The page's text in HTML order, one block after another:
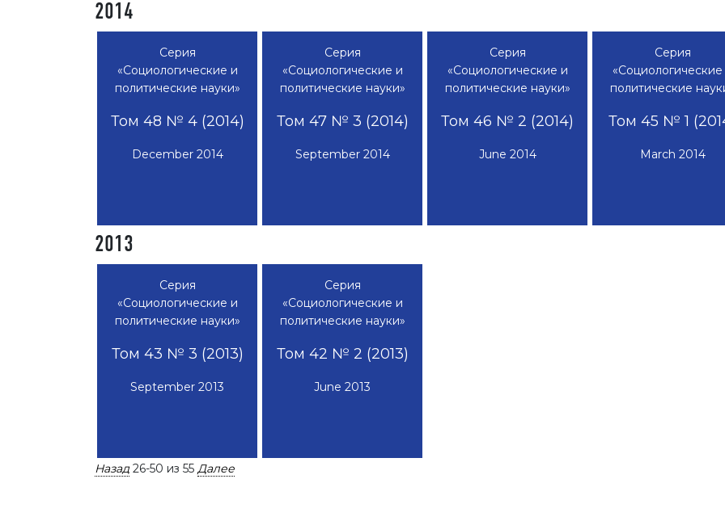
2014
Серия
«Социологические и
политические науки»
Том 48 № 4 (2014)
December 2014
Серия
«Социологические и
политические науки»
Том 47 № 3 (2014)
September 2014
Серия
«Социологические и
политические науки»
Том 46 № 2 (2014)
June 2014
Серия
«Социологические
политические
Том 45 № 1
March 2014
2013
Серия
«Социологические и
политические науки»
Том 43 № 3 (2013)
September 2013
Серия
«Социологические и
политические науки»
Том 42 № 2 (2013)
June 2013
Назад 26-50 из 55 Далее